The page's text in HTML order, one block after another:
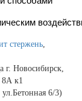
стержень
г. Новосибирск,
8А к1
ул.Бетонная 6/3)